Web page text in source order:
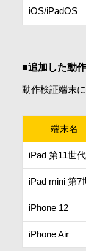
お問合
サイト内
iOS/iPadOS
■追加した動
動作検証端末
端末名
iPad 第11世代
iPad mini 第7
iPhone 12
iPhone Air